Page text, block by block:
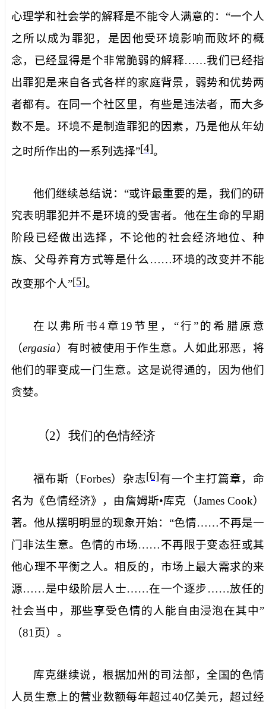
心理学和社会学的解释是不能令人满意的：“一个人
之所以成为罪犯，是因他受环境影响而败坏的概
念，已经显得是个非常脆弱的解释……我们已经指
出罪犯是来自各式各样的家庭背景，弱势和优势两
者都有。在同一个社区里，有些是违法者，而大多
数不是。环境不是制造罪犯的因素，乃是他从年幼
之时所作出的一系列选择”[4]。
他们继续总结说：“或许最重要的是，我们的研
究表明罪犯并不是环境的受害者。他在生命的早期
阶段已经做出选择，不论他的社会经济地位、种
族、父母养育方式等是什么……环境的改变并不能
改变那个人”[5]。
在以弗所书4章 19 节里，“行”的希腊原意
（ergasia）有时被使用于作生意。人如此邪恶，将
他们的罪变成一门生意。这是说得通的，因为他们
贪婪。
（2） 我们的色情经济
福布斯（Forbes）杂志[6]有一个主打篇章，命
名为《色情经济》，由詹姆斯•库克（James Cook）
著。他从摆明明显的现象开始：“色情……不再是一
门非法生意。色情的市场……不再限于变态狂或其
他心理不平衡之人。相反的，市场上最大需求的来
源……是中级阶层人士……在一个逐步……放任的
社会当中，那些享受色情的人能自由浸泡在其中”
（81 页）。
库克继续说，根据加州的司法部，全国的色情
人员生意上的营业数额每年超过40亿美元，超过经